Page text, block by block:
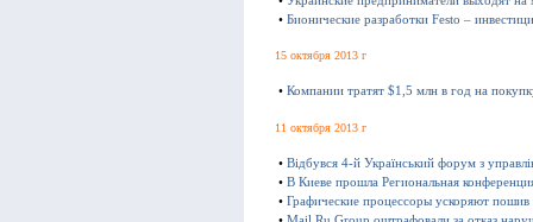
• Бионические разработки Festo –
15 октября 2013 г
• Компании тратят $1,5 млн в год на
11 октября 2013 г
• Відбувся 4-й Український форум з
• В Киеве прошла Региональная
• Графические процессоры ускоряют